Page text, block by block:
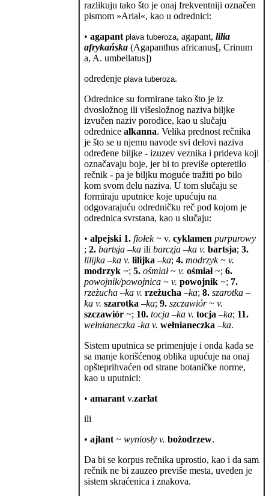
razlikuju tako što je onaj frekventniji označen
pismom »Arial«, kao u odrednici:
• agapant plava tuberoza, agapant, lilia
afrykańska (Agapanthus africanus[, Crinum
a, A. umbellatus])
određenje plava tuberoza.
Odrednice su formirane tako što je iz
dvosložnog ili višesložnog naziva biljke
izvučen naziv porodice, kao u slučaju
odrednice alkanna. Velika prednost rečnika
je što se u njemu navode svi delovi naziva
određene biljke - izuzev veznika i prideva koji
označavaju boje, jer bi to previše opteretilo
rečnik - pa je biljku moguće tražiti po bilo
kom svom delu naziva. U tom slučaju se
formiraju uputnice koje upućuju na
odgovarajuću odredničku reč pod kojom je
odrednica svrstana, kao u slučaju:
• alpejski1. fiołek ~ v. cyklamen purpurowy
; 2. bartsja –ka ili barczja –ka v. bartsja; 3.
lilijka –ka v. lilijka –ka; 4. modrzyk ~ v.
modrzyk ~; 5. ośmiał ~ v. ośmiał~; 6.
powojnik/powojnica ~ v. powojnik ~; 7.
rzeżucha –ka v. rzeżucha –ka; 8. szarotka –
ka v. szarotka –ka; 9. szczawiór ~ v.
szczawiór ~; 10. tocja –ka v. tocja –ka; 11.
wełnianeczka -ka v. wełnianeczka –ka.
Sistem uputnica se primenjuje i onda kada se
sa manje korišćenog oblika upućuje na onaj
opšteprihvaćen od strane botaničke norme,
kao u uputnici:
• amarantv.zarłat
ili
• ajlant ~ wyniosły v. bożodrzew.
Da bi se korpus rečnika uprostio, kao i da sam
rečnik ne bi zauzeo previše mesta, uveden je
sistem skraćenica i znakova.